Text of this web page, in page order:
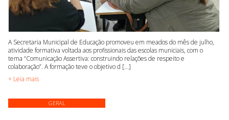
A Secretaria Municipal de Educação promoveu em meados do mês de julho,
atividade formativa voltada aos profissionais das escolas municiais, com o
tema “Comunicação Assertiva: construindo relações de respeito e
colaboração”. A formação teve o objetivo d [...]
+ Leia mais
GERAL